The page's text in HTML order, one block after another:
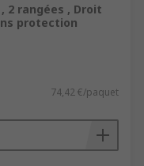
2 rangées , Droit
protection
74,42 €/paquet